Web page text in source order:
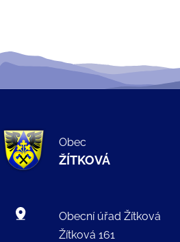
Obec
ŽÍTKOVÁ
Obecní úřad Žítková
Žítková 161